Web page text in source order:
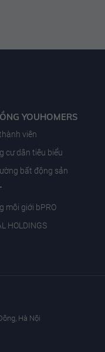
YOUHOMERS
viên
cư dân tiêu biểu
bất động sản
môi giới bPRO
HOLDINGS
Hà Nội